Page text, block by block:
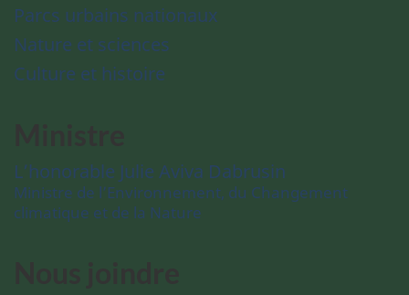
Parcs urbains nationaux
Nature et sciences
Culture et histoire
L’honorable Julie Aviva Dabrusin
Ministre de l’Environnement, du Changement
climatique et de la Nature